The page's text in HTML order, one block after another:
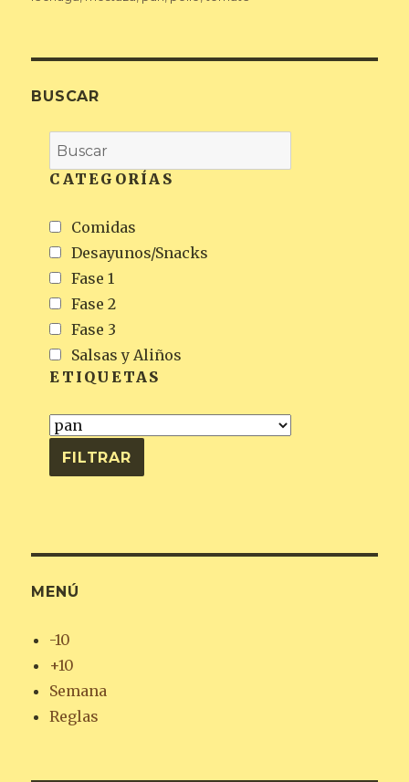
BUSCAR
CATEGORÍAS
Comidas
Desayunos/Snacks
Fase 1
Fase 2
Fase 3
Salsas y Aliños
ETIQUETAS
MENÚ
-10
+10
Semana
Reglas